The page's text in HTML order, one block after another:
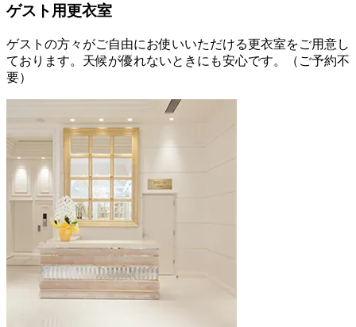
ゲスト用更衣室
ゲストの方々がご自由にお使いいただける更衣室をご用意し
ております。天候が優れないときにも安心です。（ご予約不
要）